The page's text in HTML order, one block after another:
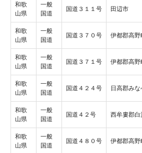
和歌
山県
一般
国道
国道３１１号 田辺市
和歌
山県
一般
国道
国道３７０号 伊都郡高
和歌
山県
一般
国道
国道３７１号 伊都郡高野
和歌
山県
一般
国道
国道４２４号 日高郡みな
和歌
山県
一般
国道
国道４２号 西牟婁郡白
和歌
山県
一般
国道
国道４８０号 伊都郡高